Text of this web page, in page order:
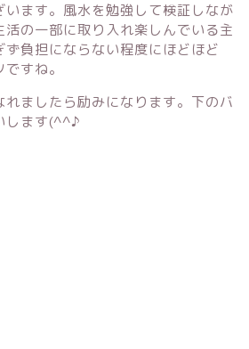
います。風水を勉強して検証しなが
活の一部に取り入れ楽しんでいる主
負担にならない程度にほどほど
すね。
れましたら励みになります。下のバ
します(^^♪